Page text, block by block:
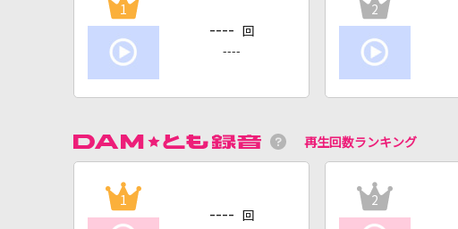
1
---- 回
----
2
再生回数ランキング
1
---- 回
2